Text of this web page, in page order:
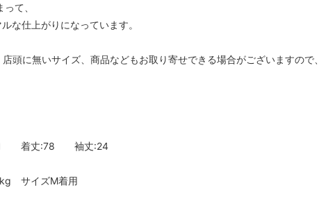
て、
な仕上がりになっています。
頭に無いサイズ、商品などもお取り寄せできる場合がございますので、
着丈:78 袖丈:24
サイズM着用